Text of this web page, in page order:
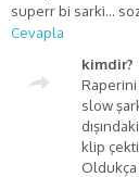
superr bi sarki…
Cevapla
kimdir?
Raperini
slow
klip
Oldukça